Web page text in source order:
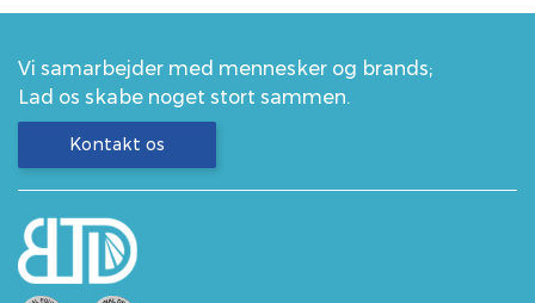
Vi samarbejder med mennesker og brands;
Lad os skabe noget stort sammen.
Kontakt os